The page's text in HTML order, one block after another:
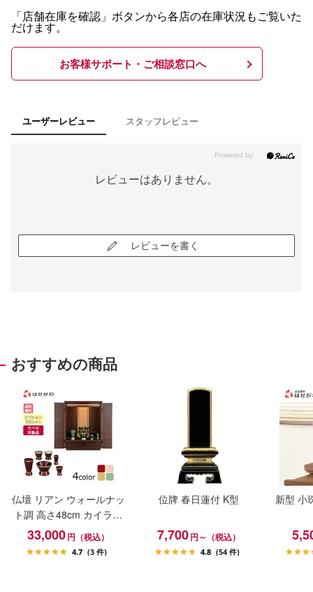
「店舗在庫を確認」ボタンから各店の在庫状況もご覧いた
だけます。
お客様サポート・ご相談窓口へ
ユーザーレビュー スタッフレビュー
レビューはありません。
レビューを書く
おすすめの商品
仏壇 リアン ウォールナッ
ト調 高さ48cm カイラ具
足セット
33,000円（税込）
4.7 (3 件)
位牌 春日蓮付 K型
7,700円～（税込）
4.8 (54 件)
新型 小